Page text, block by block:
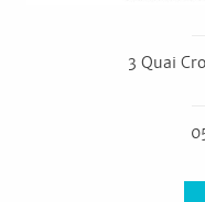
3 Quai